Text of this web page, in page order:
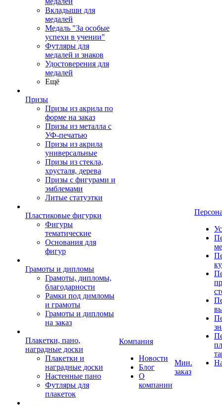
Вкладыши для
медалей
Медаль "За особые
успехи в учении"
Футляры для
медалей и знаков
Удостоверения для
медалей
Ещё
Призы
Призы из акрила по
форме на заказ
Призы из металла с
УФ-печатью
Призы из акрила
универсальные
Призы из стекла,
хрусталя, дерева
Призы с фигурами и
эмблемами
Литые статуэтки
Пластиковые фигурки
Фигуры
тематические
Основания для
фигур
Грамоты и дипломы
Грамоты, дипломы,
благодарности
Рамки под димломы
и грамоты
Грамоты и дипломы
на заказ
Плакетки, пано,
наградные доски
Плакетки и
наградные доски
Настенные пано
Футляры для
плакеток
Компания
Новости
Блог
О
компании
Мин.
заказ